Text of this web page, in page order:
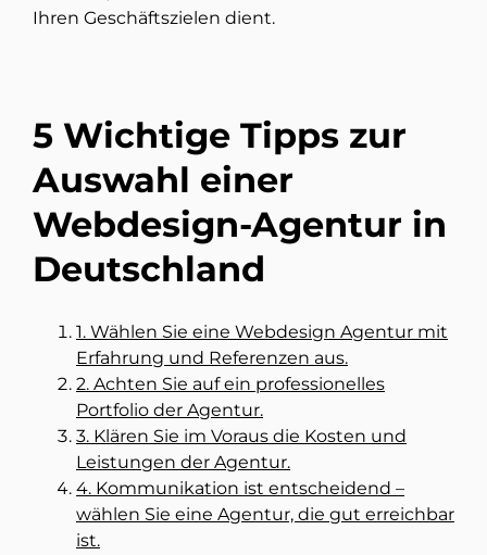
Ihren Geschäftszielen dient.
5 Wichtige Tipps zur
Auswahl einer
Webdesign-Agentur in
Deutschland
1. Wählen Sie eine Webdesign Agentur mit
Erfahrung und Referenzen aus.
2. Achten Sie auf ein professionelles
Portfolio der Agentur.
3. Klären Sie im Voraus die Kosten und
Leistungen der Agentur.
4. Kommunikation ist entscheidend –
wählen Sie eine Agentur, die gut erreichbar
ist.